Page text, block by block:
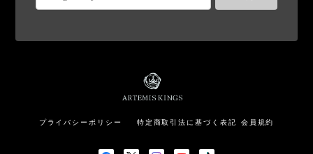
プライバシーポリシー 特定商取引法に基づく表記 会員規約